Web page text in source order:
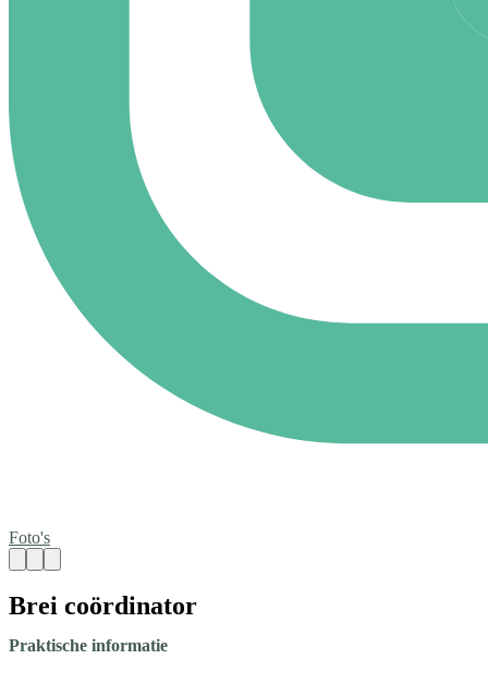
Foto's
Brei coördinator
Praktische informatie